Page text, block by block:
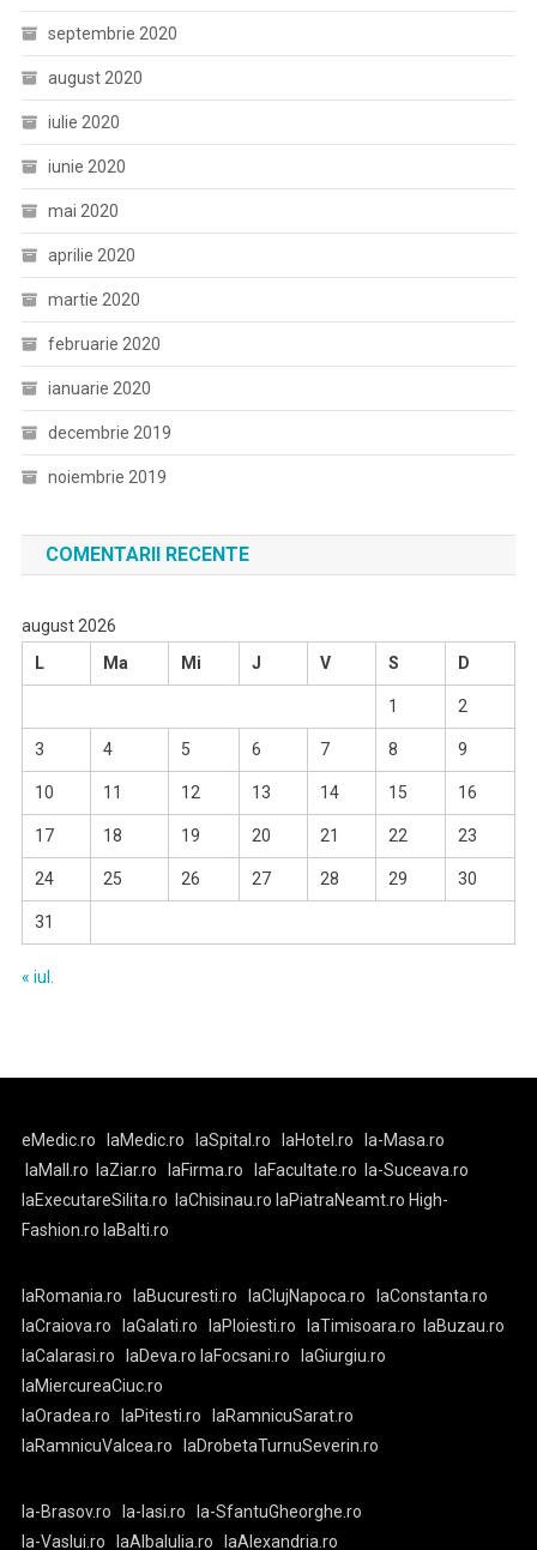
septembrie 2020
august 2020
iulie 2020
iunie 2020
mai 2020
aprilie 2020
martie 2020
februarie 2020
ianuarie 2020
decembrie 2019
noiembrie 2019
COMENTARII RECENTE
august 2026
L
Ma Mi J V S D
1 2
3 4 5 6 7 8 9
10 11 12 13 14 15 16
17 18 19 20 21 22 23
24 25 26 27 28 29 30
31
« iul.
eMedic.ro laMedic.ro laSpital.ro laHotel.ro
la-Masa.ro
laMall.ro
laZiar.ro laFirma.ro laFacultate.ro
la-Suceava.ro
laExecutareSilita.ro
laChisinau.ro laPiatraNeamt.ro High-
Fashion.ro laBalti.ro
laRomania.ro laBucuresti.ro laClujNapoca.ro
laConstanta.ro
laCraiova.ro
laGalati.ro laPloiesti.ro laTimisoara.ro
laBuzau.ro
laCalarasi.ro
laDeva.ro laFocsani.ro
laGiurgiu.ro
laMiercureaCiuc.ro
laOradea.ro
laPitesti.ro
laRamnicuSarat.ro
laRamnicuValcea.ro
laDrobetaTurnuSeverin.ro
la-Brasov.ro la-Iasi.ro
la-SfantuGheorghe.ro
la-Vaslui.ro
laAlbaIulia.ro laAlexandria.ro